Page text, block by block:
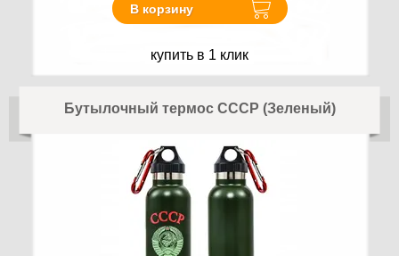
В корзину
купить в 1 клик
Бутылочный термос СССР (Зеленый)